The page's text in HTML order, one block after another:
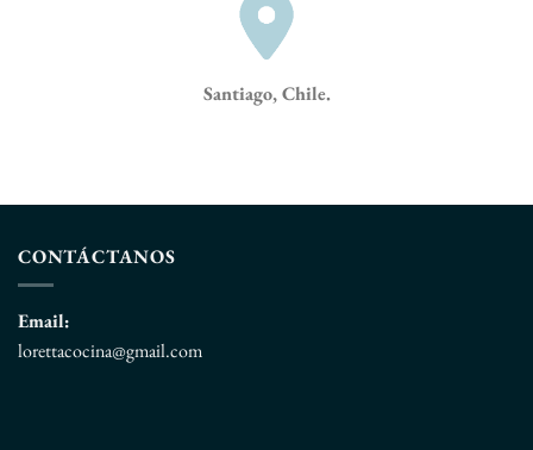
Santiago, Chile.
CONTÁCTANOS
Email:
lorettacocina@gmail.com